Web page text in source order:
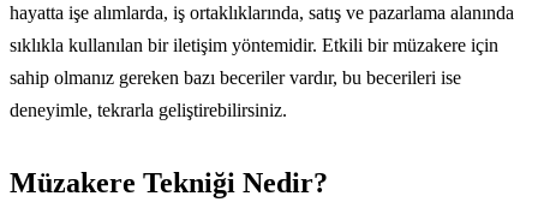
hayatta işe alımlarda, iş ortaklıklarında, satış ve pazarlama alanında
sıklıkla kullanılan bir iletişim yöntemidir. Etkili bir müzakere için
sahip olmanız gereken bazı beceriler vardır, bu becerileri ise
deneyimle, tekrarla geliştirebilirsiniz.
Müzakere Tekniği Nedir?